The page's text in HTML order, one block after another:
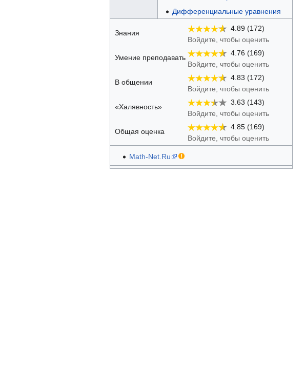
Дифференциальные уравнения
Знания
4.89 (172)
Войдите, чтобы оценить
Умение преподавать
4.76 (169)
Войдите, чтобы оценить
В общении
4.83 (172)
Войдите, чтобы оценить
«Халявность»
3.63 (143)
Войдите, чтобы оценить
Общая оценка
4.85 (169)
Войдите, чтобы оценить
Math-Net.Ru